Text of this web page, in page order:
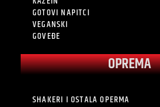
GOTOVI NAPITCI
VEGANSKI
GOVEĐE
OPREMA
SHAKERI I OSTALA OPERMA